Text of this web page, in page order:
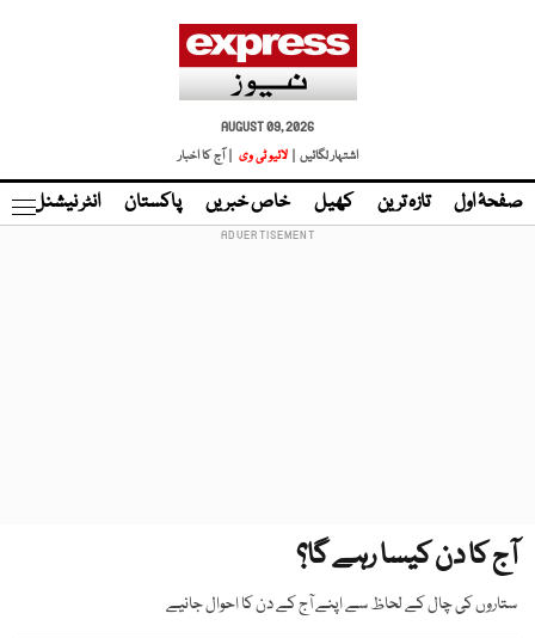
AUGUST 09, 2026
اشتہار لگائیں |
لائیو ٹی وی | آج کا اخبار
صفحۂ اول تازہ ترین کھیل خاص خبریں پاکستان انٹر نیشنل
آج کا دن کیسا رہے گا؟
ستاروں کی چال کے لحاظ سے اپنے آج کے دن کا احوال جانیے